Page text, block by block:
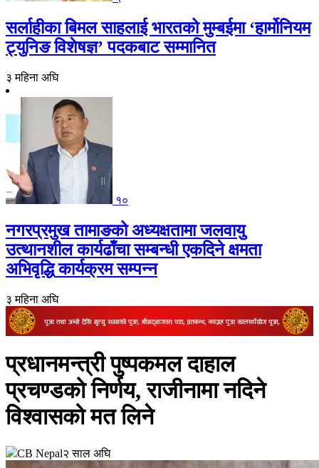
सर्लाहीका बिमल साहलाई भारतको मुम्बईमा ‘हार्मोनियम
ट्युनिङ विशेषज्ञ’ पदकबाट सम्मानित
३ महिना अघि
१०
नगरप्रमुख तामाङको अध्यक्षतामा जलवायु
उत्थानशील कार्यढाँचा सम्बन्धी एकदिने क्षमता
अभिवृद्धि कार्यक्रम सम्पन्न
३ महिना अघि
प्रधानमन्त्री पुष्पकमल दाहाल
प्रचण्डको निर्णय, राजीनामा नदिने
विश्वासको मत लिने
CB Nepal२ साल अघि